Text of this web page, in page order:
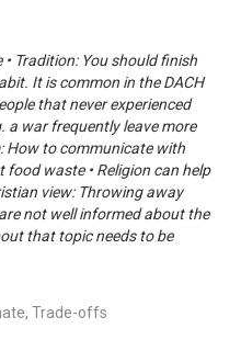
Tradition: You should finish
It is common in the DACH
that never experienced
a war frequently leave more
How to communicate with
waste • Religion can help
view: Throwing away
not well informed about the
that topic needs to be
Trade-offs